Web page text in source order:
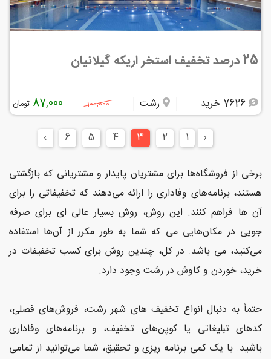
25 درصد تخفیف استخر اریکه گیلانیان
رشت 100,000
87,000 تومان
‹
1
2
3
4
5
6
›
برخی از فروشگاه‌ها برای مشتریان پایدار و مشتریانی که بازگشتی
هستند، برنامه‌های وفاداری را ارائه می‌دهند که تخفیفاتی را برای
آن ها فراهم کنند. این روش، روش بسیار عالی ای برای صرفه
جویی در مکان‌هایی می که شما به طور مکرر از آن‌ها استفاده
می‌کنید، می باشد. در کل، چندین روش برای کسب تخفیفات در
خرید، خوردن و کاوش در رشت وجود دارد.
حتماً به دنبال انواع تخفیف های شهر رشت، فروش‌های فصلی،
کدهای تبلیغاتی یا کوپن‌های تخفیف، و برنامه‌های وفاداری
باشید. با یک کمی برنامه ریزی و تحقیق، شما می‌توانید از تمامی